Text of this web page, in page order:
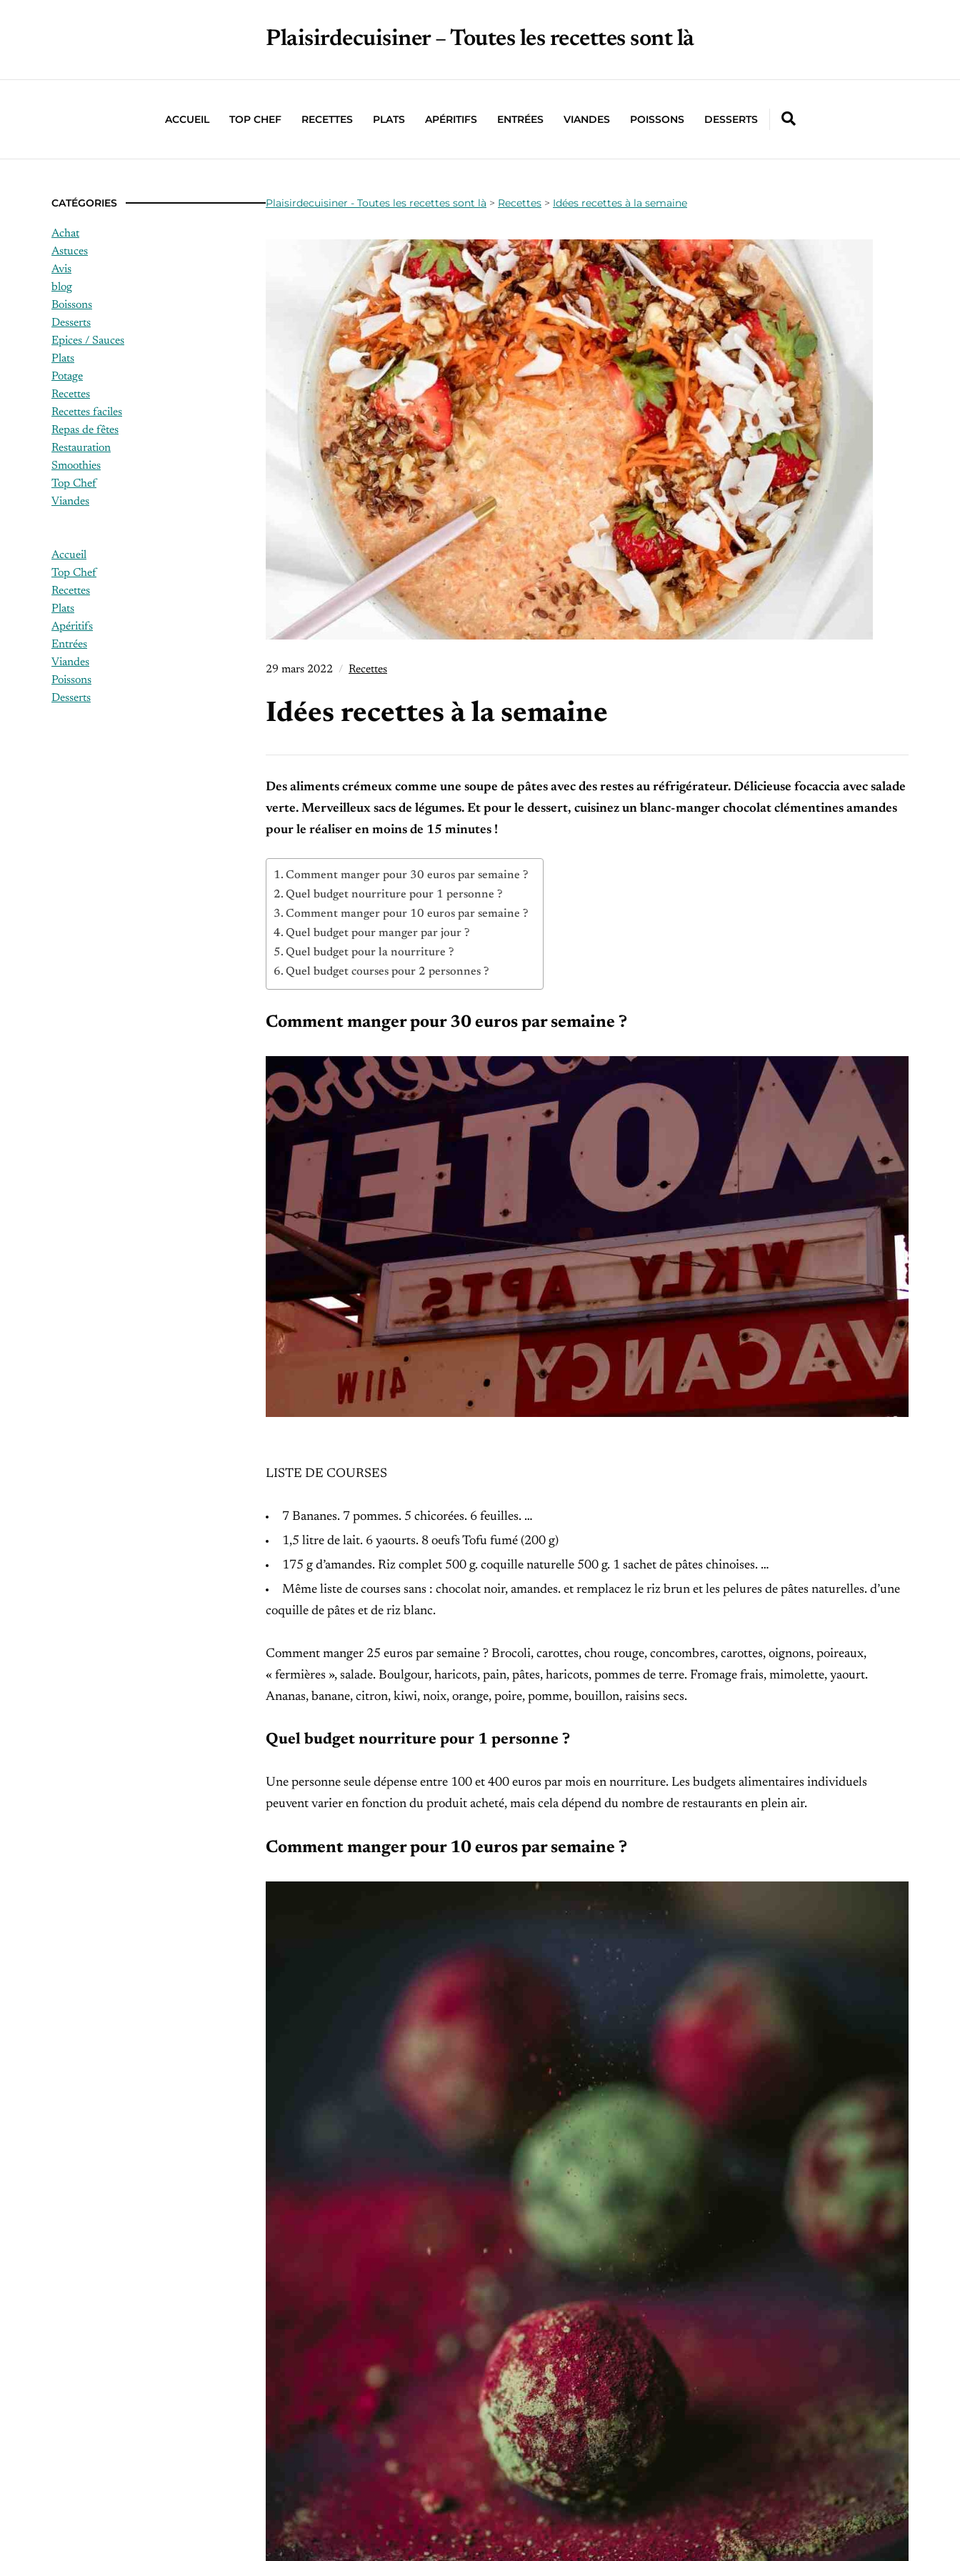
Plaisirdecuisiner – Toutes les recettes sont là
ACCUEIL TOP CHEF RECETTES PLATS APÉRITIFS ENTRÉES VIANDES POISSONS DESSERTS
Plaisirdecuisiner - Toutes les recettes sont là > Recettes > Idées recettes à la semaine
29 mars 2022 Recettes
Idées recettes à la semaine
Des aliments crémeux comme une soupe de pâtes avec des restes au réfrigérateur. Délicieuse focaccia avec salade
verte. Merveilleux sacs de légumes. Et pour le dessert, cuisinez un blanc-manger chocolat clémentines amandes
pour le réaliser en moins de 15 minutes !
Comment manger pour 30 euros par semaine ?
Quel budget nourriture pour 1 personne ?
Comment manger pour 10 euros par semaine ?
Quel budget pour manger par jour ?
Quel budget pour la nourriture ?
Quel budget courses pour 2 personnes ?
Comment manger pour 30 euros par semaine ?
LISTE DE COURSES
7 Bananes. 7 pommes. 5 chicorées. 6 feuilles. …
1,5 litre de lait. 6 yaourts. 8 oeufs Tofu fumé (200 g)
175 g d’amandes. Riz complet 500 g. coquille naturelle 500 g. 1 sachet de pâtes chinoises. …
Même liste de courses sans : chocolat noir, amandes. et remplacez le riz brun et les pelures de pâtes naturelles. d’une
coquille de pâtes et de riz blanc.
Comment manger 25 euros par semaine ? Brocoli, carottes, chou rouge, concombres, carottes, oignons, poireaux,
« fermières », salade. Boulgour, haricots, pain, pâtes, haricots, pommes de terre. Fromage frais, mimolette, yaourt.
Ananas, banane, citron, kiwi, noix, orange, poire, pomme, bouillon, raisins secs.
Quel budget nourriture pour 1 personne ?
Une personne seule dépense entre 100 et 400 euros par mois en nourriture. Les budgets alimentaires individuels
peuvent varier en fonction du produit acheté, mais cela dépend du nombre de restaurants en plein air.
Comment manger pour 10 euros par semaine ?
CATÉGORIES
Achat
Astuces
Avis
blog
Boissons
Desserts
Epices / Sauces
Plats
Potage
Recettes
Recettes faciles
Repas de fêtes
Restauration
Smoothies
Top Chef
Viandes
Accueil
Top Chef
Recettes
Plats
Apéritifs
Entrées
Viandes
Poissons
Desserts